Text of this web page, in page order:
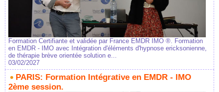
Formation Certifiante et validée par France EMDR IMO ®. Formation
en EMDR - IMO avec Intégration d'éléments d'hypnose ericksonienne,
de thérapie brève orientée solution e...
03/02/2027
PARIS: Formation Intégrative en EMDR - IMO
2ème session.